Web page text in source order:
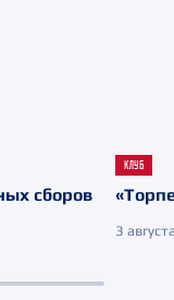
сборов
КЛУБ
3